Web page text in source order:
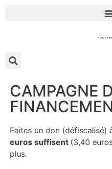
CAMPAGNE
Faites un don (défiscalisé)
euros suffisent (3,40
plus.